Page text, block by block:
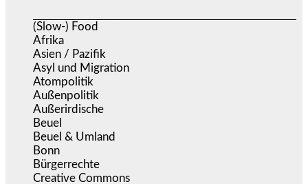
(Slow-) Food
Afrika
Asien / Pazifik
Asyl und Migration
Atompolitik
Außenpolitik
Außerirdische
Beuel
Beuel & Umland
Bonn
Bürgerrechte
Creative Commons